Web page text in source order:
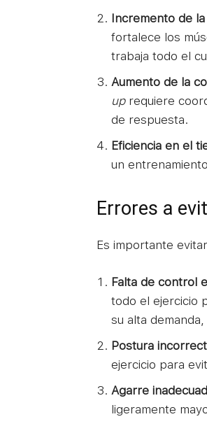
Incremento de
fortalece los
trabaja todo el
Aumento de la
uprequiere
de respuesta.
Eficiencia en el
un
Errores a
Es importante
Falta de control
todo el ejercicio
su alta
Postura
ejercicio para
Agarre
ligeramente